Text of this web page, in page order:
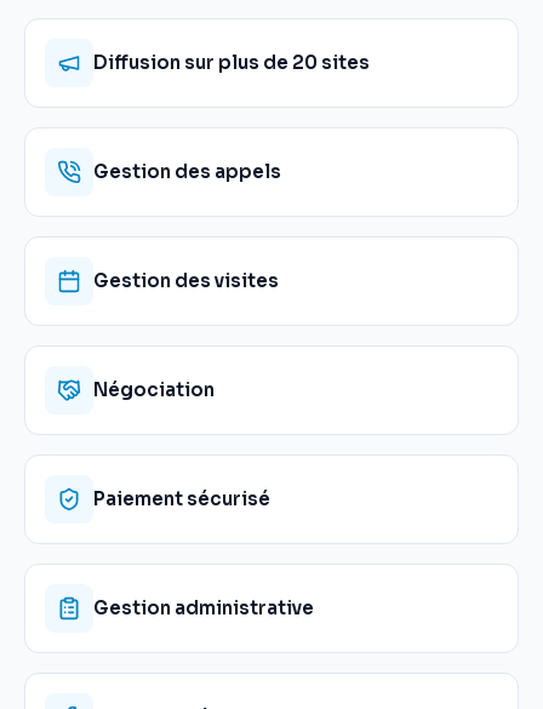
Diffusion sur plus de 20 sites
Gestion des appels
Gestion des visites
Négociation
Paiement sécurisé
Gestion administrative